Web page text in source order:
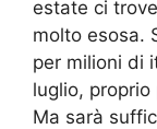
estate ci
molto esosa.
per milioni di
luglio,
Ma sarà